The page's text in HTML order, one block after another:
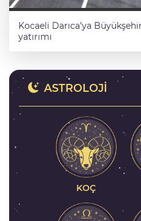
Kocaeli Darıca’ya
yatırımı
ASTROLOJI
KOÇ